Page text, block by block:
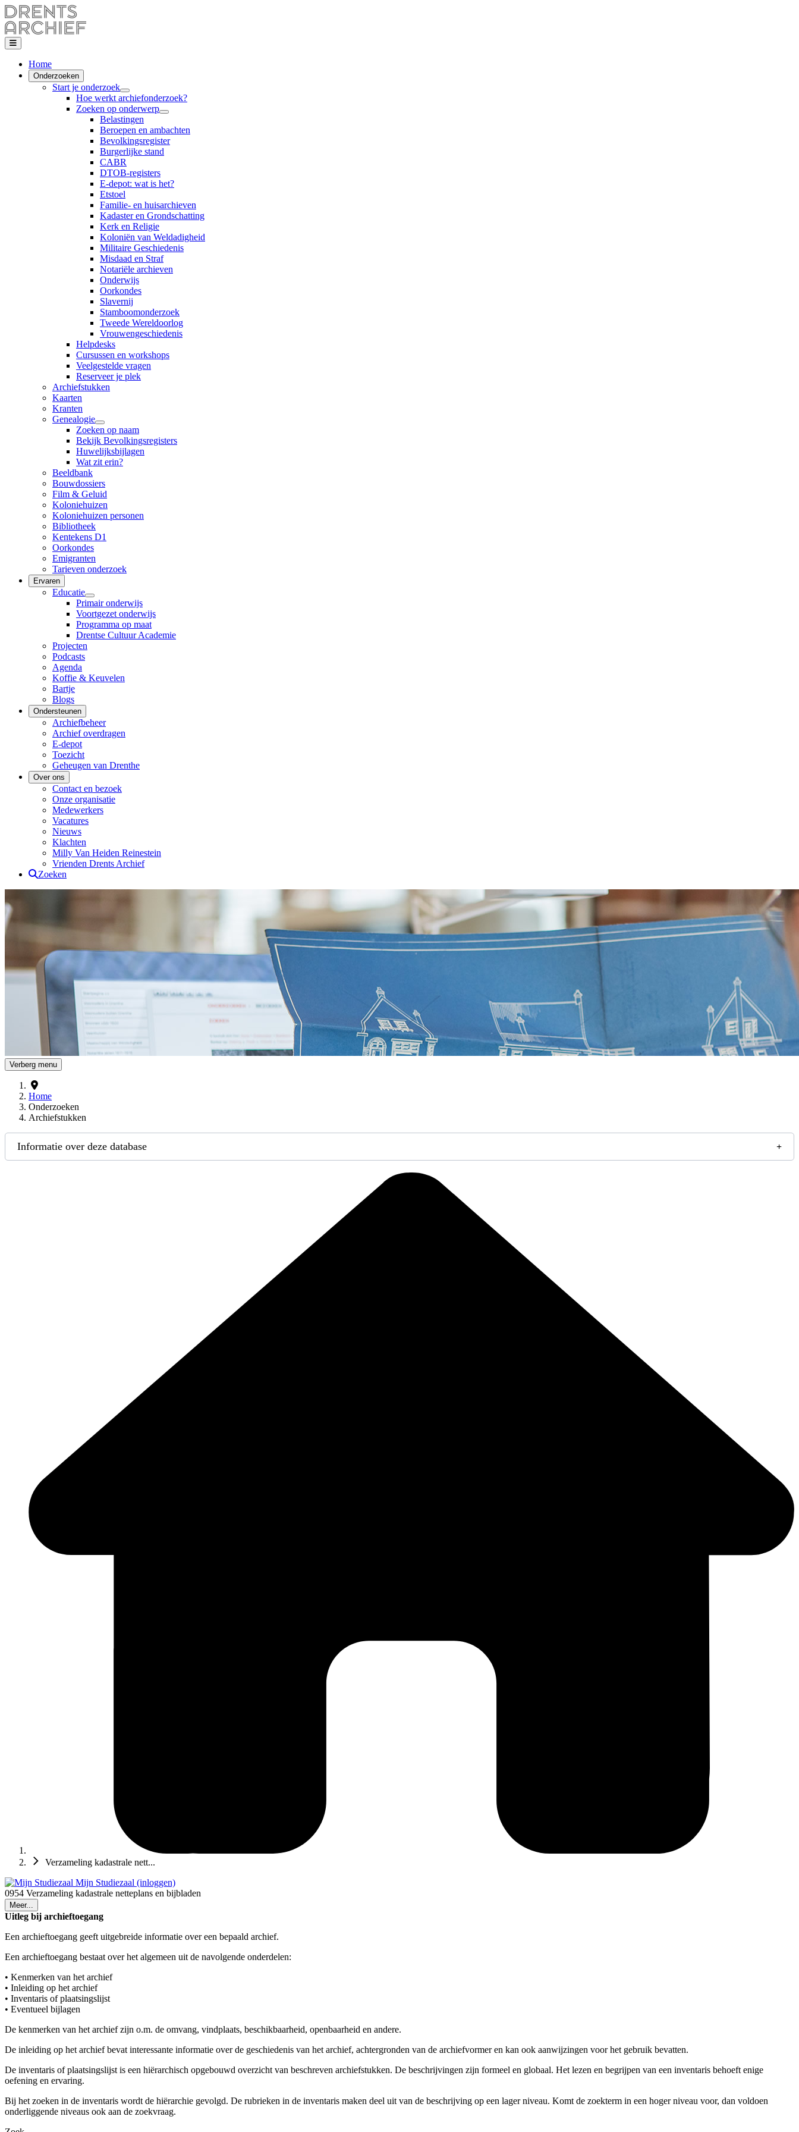
Home
Onderzoeken
Start je onderzoek
Hoe werkt archiefonderzoek?
Zoeken op onderwerp
Belastingen
Beroepen en ambachten
Bevolkingsregister
Burgerlijke stand
CABR
DTOB-registers
E-depot: wat is het?
Etstoel
Familie- en huisarchieven
Kadaster en Grondschatting
Kerk en Religie
Koloniën van Weldadigheid
Militaire Geschiedenis
Misdaad en Straf
Notariële archieven
Onderwijs
Oorkondes
Slavernij
Stamboomonderzoek
Tweede Wereldoorlog
Vrouwengeschiedenis
Helpdesks
Cursussen en workshops
Veelgestelde vragen
Reserveer je plek
Archiefstukken
Kaarten
Kranten
Genealogie
Zoeken op naam
Bekijk Bevolkingsregisters
Huwelijksbijlagen
Wat zit erin?
Beeldbank
Bouwdossiers
Film & Geluid
Koloniehuizen
Koloniehuizen personen
Bibliotheek
Kentekens D1
Oorkondes
Emigranten
Tarieven onderzoek
Ervaren
Educatie
Primair onderwijs
Voortgezet onderwijs
Programma op maat
Drentse Cultuur Academie
Projecten
Podcasts
Agenda
Koffie & Keuvelen
Bartje
Blogs
Ondersteunen
Archiefbeheer
Archief overdragen
E-depot
Toezicht
Geheugen van Drenthe
Over ons
Contact en bezoek
Onze organisatie
Medewerkers
Vacatures
Nieuws
Klachten
Milly Van Heiden Reinestein
Vrienden Drents Archief
Zoeken
Drents Archief
Verberg menu
Home
Onderzoeken
Archiefstukken
Informatie over deze database
Verzameling kadastrale nett...
Mijn Studiezaal (inloggen)
0954 Verzameling kadastrale netteplans en bijbladen
Meer...
Uitleg bij archieftoegang
Een archieftoegang geeft uitgebreide informatie over een bepaald archief.
Een archieftoegang bestaat over het algemeen uit de navolgende onderdelen:
• Kenmerken van het archief
• Inleiding op het archief
• Inventaris of plaatsingslijst
• Eventueel bijlagen
De kenmerken van het archief zijn o.m. de omvang, vindplaats, beschikbaarheid, openbaarheid en andere.
De inleiding op het archief bevat interessante informatie over de geschiedenis van het archief, achtergronden van de archiefvormer en kan ook aanwijzingen voor het gebruik bevatten.
De inventaris of plaatsingslijst is een hiërarchisch opgebouwd overzicht van beschreven archiefstukken. De beschrijvingen zijn formeel en globaal. Het lezen en begrijpen van een inventaris behoeft enige
oefening en ervaring.
Bij het zoeken in de inventaris wordt de hiërarchie gevolgd. De rubrieken in de inventaris maken deel uit van de beschrijving op een lager niveau. Komt de zoekterm in een hoger niveau voor, dan voldoen
onderliggende niveaus ook aan de zoekvraag.